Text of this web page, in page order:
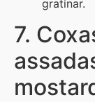
gratinar.
7.